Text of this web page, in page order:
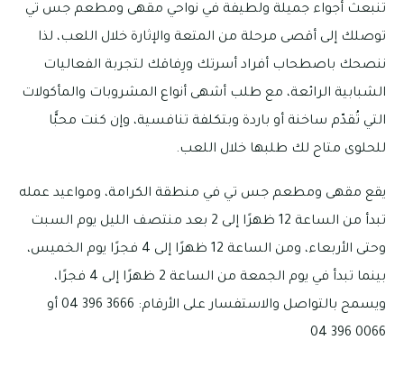
تنبعث أجواء جميلة ولطيفة في نواحي مقهى ومطعم جس تي
توصلك إلى أقصى مرحلة من المتعة والإثارة خلال اللعب، لذا
ننصحك باصطحاب أفراد أسرتك ورِفاقك لتجربة الفعاليات
الشبابية الرائعة، مع طلب أشهى أنواع المشروبات والمأكولات
التي تُقدّم ساخنة أو باردة وبتكلفة تنافسية، وإن كنت محبًّا
للحلوى متاح لك طلبها خلال اللعب.
يقع مقهى ومطعم جس تي في منطقة الكرامة، ومواعيد عمله
تبدأ من الساعة 12 ظهرًا إلى 2 بعد منتصف الليل يوم السبت
وحتى الأربعاء، ومن الساعة 12 ظهرًا إلى 4 فجرًا يوم الخميس،
بينما تبدأ في يوم الجمعة من الساعة 2 ظهرًا إلى 4 فجرًا،
ويسمح بالتواصل والاستفسار على الأرقام: 3666 396 04 أو
0066 396 04